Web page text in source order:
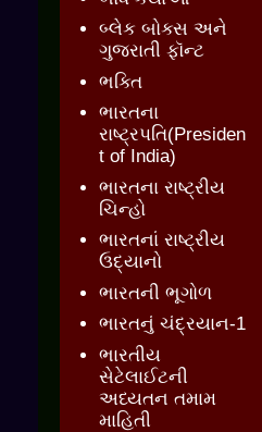
બ્લેક બોક્સ અને
ગુજરાતી ફૉન્ટ
ભક્તિ
ભારતના
રાષ્ટ્રપતિ(Presiden
t of India)
ભારતના રાષ્ટ્રીય
ચિન્હો
ભારતનાં રાષ્ટ્રીય
ઉદ્યાનો
ભારતની ભૂગોળ
ભારતનું ચંદ્રયાન-1
ભારતીય
સેટેલાઈટની
અધ્યતન તમામ
માહિતી